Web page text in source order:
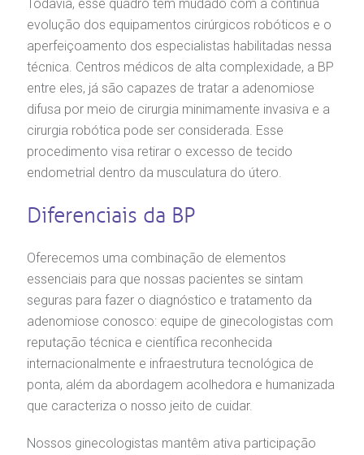
Todavia, esse quadro tem mudado com a contínua
evolução dos equipamentos cirúrgicos robóticos e o
aperfeiçoamento dos especialistas habilitadas nessa
técnica. Centros médicos de alta complexidade, a BP
entre eles, já são capazes de tratar a adenomiose
difusa por meio de cirurgia minimamente invasiva e a
cirurgia robótica pode ser considerada. Esse
procedimento visa retirar o excesso de tecido
endometrial dentro da musculatura do útero.
Diferenciais da BP
Oferecemos uma combinação de elementos
essenciais para que nossas pacientes se sintam
seguras para fazer o diagnóstico e tratamento da
adenomiose conosco: equipe de ginecologistas com
reputação técnica e científica reconhecida
internacionalmente e infraestrutura tecnológica de
ponta, além da abordagem acolhedora e humanizada
que caracteriza o nosso jeito de cuidar.
Nossos ginecologistas mantêm ativa participação